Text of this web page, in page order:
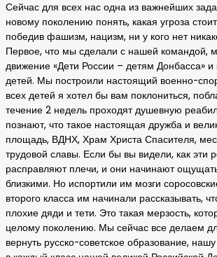
Сейчас для всех нас одна из важнейших
новому поколению понять, какая угроза
победив фашизм, нацизм, ни у кого нет
Первое, что мы сделали с нашей командой,
движение «Дети России – детям Донбасса» и
детей. Мы построили настоящий военно-
всех детей я хотел бы вам поклониться,
течение 2 недель проходят душевную
познают, что такое настоящая дружба и
площадь, ВДНХ, Храм Христа Спасителя,
трудовой славы. Если бы вы видели, как эти
расправляют плечи, и они начинают
близкими. Но испортили им мозги
второго класса им начинали рассказывать,
плохие дяди и тети. Это такая мерзость,
целому поколению. Мы сейчас все делаем
вернуть русско-советское образование,